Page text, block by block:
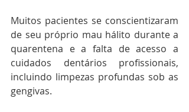
Muitos pacientes se conscientizaram
de seu próprio mau hálito durante a
quarentena e a falta de acesso a
cuidados dentários profissionais,
incluindo limpezas profundas sob as
gengivas.